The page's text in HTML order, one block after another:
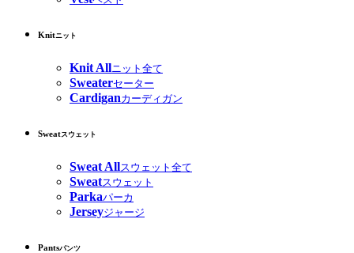
Knitニット
Knit Allニット全て
Sweaterセーター
Cardiganカーディガン
Sweatスウェット
Sweat Allスウェット全て
Sweatスウェット
Parkaパーカ
Jerseyジャージ
Pantsパンツ